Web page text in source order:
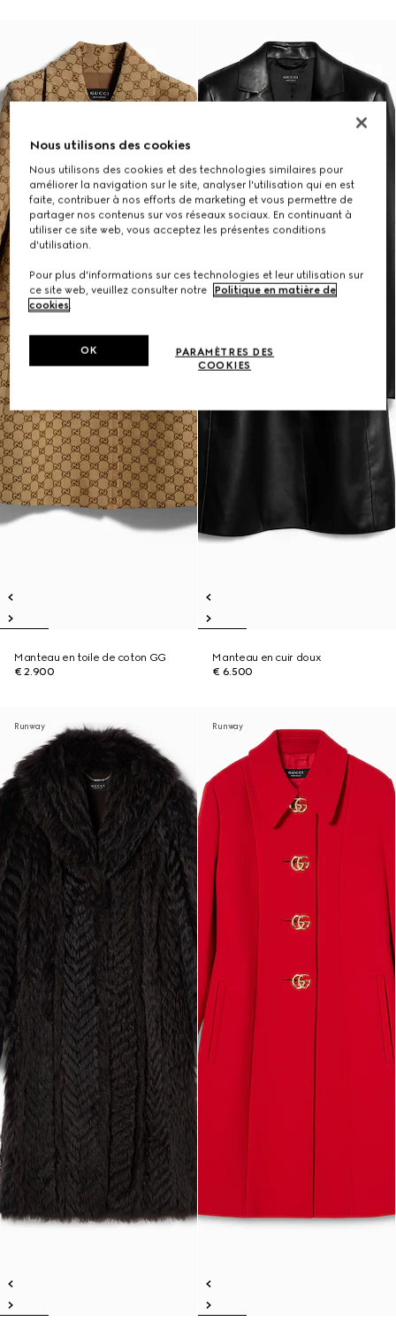
Manteau en toile de coton GG
€ 2.900
Manteau en cuir doux
€ 6.500
Runway Runway
Nous utilisons des cookies
Nous utilisons des cookies et des technologies similaires pour
améliorer la navigation sur le site, analyser l'utilisation qui en est
faite, contribuer à nos efforts de marketing et vous permettre de
partager nos contenus sur vos réseaux sociaux. En continuant à
utiliser ce site web, vous acceptez les présentes conditions
d'utilisation.
Pour plus d'informations sur ces technologies et leur utilisation sur
ce site web, veuillez consulter notre
Politique en matière de
cookies.
PARAMÈTRES DES
COOKIES
OK